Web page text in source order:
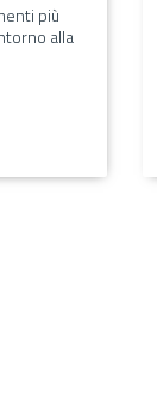
più
alla